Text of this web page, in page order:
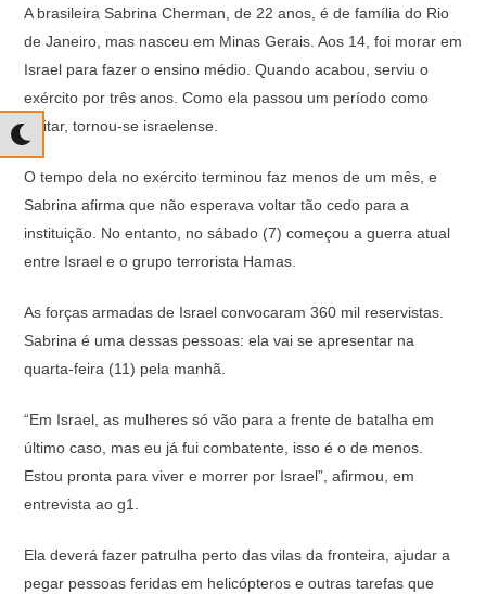
p
p
o
o
k
m n
k
A brasileira Sabrina Cherman, de 22 anos, é de família do Rio
de Janeiro, mas nasceu em Minas Gerais. Aos 14, foi morar em
Israel para fazer o ensino médio. Quando acabou, serviu o
exército por três anos. Como ela passou um período como
militar, tornou-se israelense.
O tempo dela no exército terminou faz menos de um mês, e
Sabrina afirma que não esperava voltar tão cedo para a
instituição. No entanto, no sábado (7) começou a guerra atual
entre Israel e o grupo terrorista Hamas.
As forças armadas de Israel convocaram 360 mil reservistas.
Sabrina é uma dessas pessoas: ela vai se apresentar na
quarta-feira (11) pela manhã.
“Em Israel, as mulheres só vão para a frente de batalha em
último caso, mas eu já fui combatente, isso é o de menos.
Estou pronta para viver e morrer por Israel”, afirmou, em
entrevista ao g1.
Ela deverá fazer patrulha perto das vilas da fronteira, ajudar a
pegar pessoas feridas em helicópteros e outras tarefas que